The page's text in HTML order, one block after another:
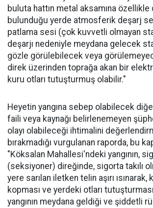
buluta hattın metal aksamına özellikle
bulunduğu yerde atmosferik deşarj
patlama sesi (çok kuvvetli olmayan
deşarjı nedeniyle meydana gelecek
gözle görülebilecek veya
direk üzerinden toprağa akan bir
kuru otları tutuşturmuş olabilir."
Heyetin yangına sebep olabilecek
faili veya kaynağı belirlenemeyen
olayı olabileceği ihtimalini
bırakmadığı vurgulanan raporda, bu
"Köksalan Mahallesi'ndeki yangının,
(seksiyoner) direğinde, sigorta takılı
yere sarılan iletken telin aşırı ısınarak,
kopması ve yerdeki otları
yangının meydana geldiği ve şiddetli